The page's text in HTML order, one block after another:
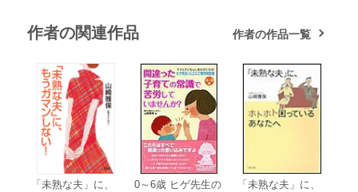
研鑽を積んだのち、2002年1月、神奈川県川崎市に心理カウン
セリングルーム「ハートピット」を設立。親子や夫婦問題に悩
など数々のメディアで活躍している。著書に『「未熟な夫」
に、ホトホト困っているあなたへ』（二見書房）『間違った子
育ての常識で苦労していませんか？』（カンゼン）『「マイナ
スの自己暗示」から、あなたの心を救い出す本』（柏書房）他
多数。
作者の関連作品 作者の作品一覧
「未熟な夫」に、
0～6歳 ヒゲ先生の
「未熟な夫」に、